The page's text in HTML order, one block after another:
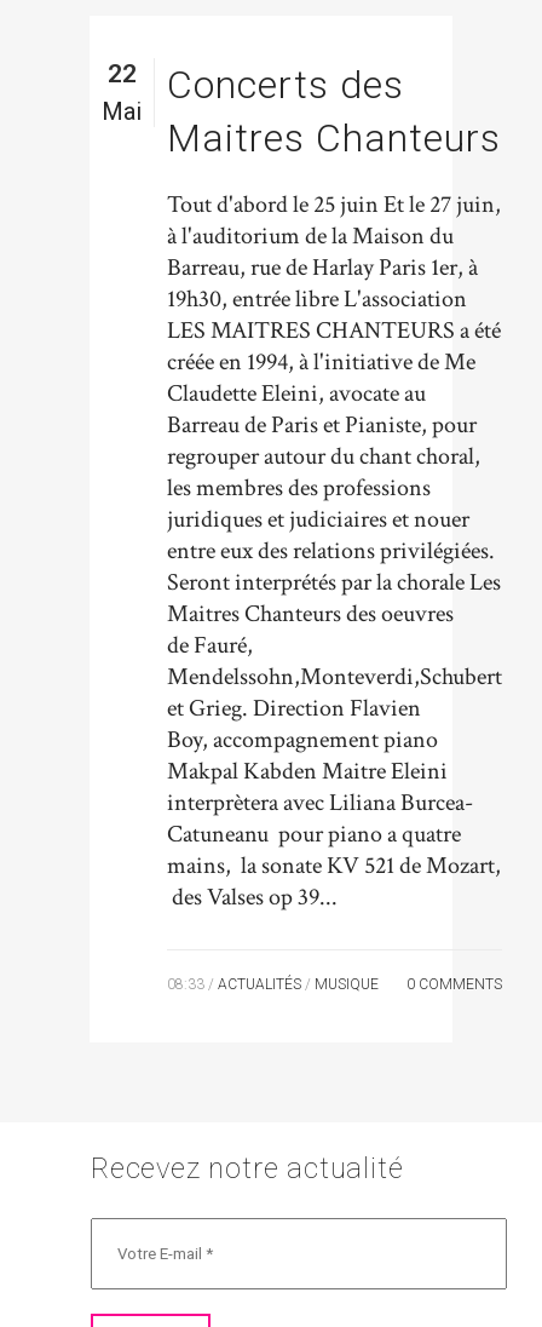
22
Mai
Concerts des
Maitres Chanteurs
Tout d'abord le 25 juin Et le 27 juin,
à l'auditorium de la Maison du
Barreau, rue de Harlay Paris 1er, à
19h30, entrée libre L'association
LES MAITRES CHANTEURS a été
créée en 1994, à l'initiative de Me
Claudette Eleini, avocate au
Barreau de Paris et Pianiste, pour
regrouper autour du chant choral,
les membres des professions
juridiques et judiciaires et nouer
entre eux des relations privilégiées.
Seront interprétés par la chorale Les
Maitres Chanteurs des oeuvres
de Fauré,
Mendelssohn,Monteverdi,Schubert
et Grieg. Direction Flavien
Boy, accompagnement piano
Makpal Kabden Maitre Eleini
interprètera avec Liliana Burcea-
Catuneanu pour piano a quatre
mains, la sonate KV 521 de Mozart,
des Valses op 39...
08:33 / ACTUALITÉS / MUSIQUE 0 COMMENTS
Recevez notre actualité